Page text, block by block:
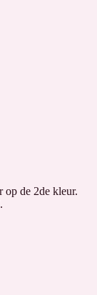
op de 2de kleur.